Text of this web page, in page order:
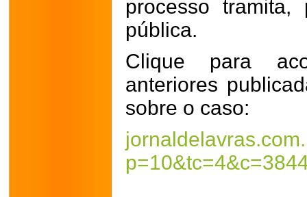
processo
pública.
Clique para
anteriores
sobre o caso: